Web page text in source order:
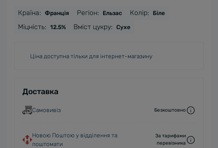
Країна: Франція Регіон: Ельзас Колір: Біле
Міцність: 12.5% Вміст цукру: Сухе
Ціна доступна тільки для інтернет-магазину
Доставка
Самовивіз Безкоштовно
Новою Поштою у відділення та
поштомати
За тарифами
перевізника